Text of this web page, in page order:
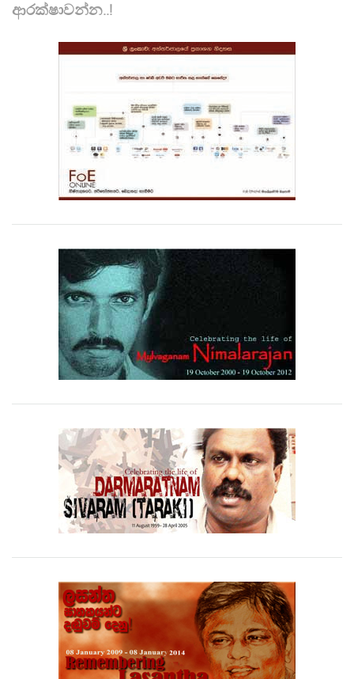
ආරක්ෂාවන්න..!